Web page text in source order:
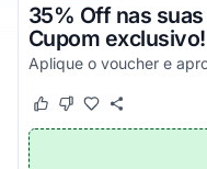
35% Off nas
Cupom exclusivo!
Este cupom funcionou
Este cupom não